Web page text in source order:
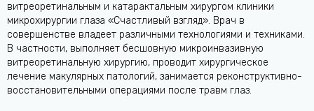
витреоретинальным и катарактальным хирургом клиники
микрохирургии глаза «Счастливый взгляд». Врач в
совершенстве владеет различными технологиями и техниками.
В частности, выполняет бесшовную микроинвазивную
витреоретинальную хирургию, проводит хирургическое
лечение макулярных патологий, занимается реконструктивно-
восстановительными операциями после травм глаз.